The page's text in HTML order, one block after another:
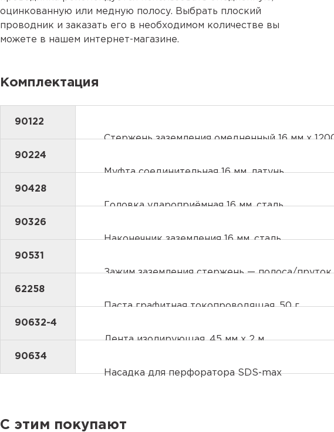
оцинкованную или медную полосу. Выбрать плоский
проводник и заказать его в необходимом количестве вы
можете в нашем интернет-магазине.
Комплектация
90122
Стержень заземления омедненный 16 мм х
90224
Муфта соединительная 16 мм, латунь
90428
Головка удароприёмная 16 мм, сталь
90326
Наконечник заземления 16 мм, сталь
90531
Зажим заземления стержень — полоса/пруток
62258
Паста графитная токопроводящая, 50 г
90632-4
Лента изолирующая, 45 мм х 2 м
90634
Насадка для перфоратора SDS-max
С этим покупают